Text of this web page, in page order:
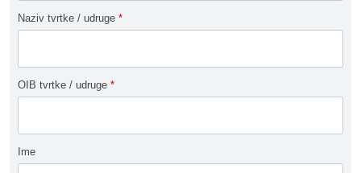
Naziv tvrtke / udruge *
OIB tvrtke / udruge *
Ime